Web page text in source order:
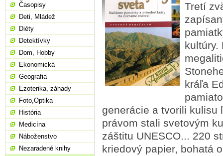
Tretí
kultúry.
kráľa
generácie a tvorili kulisu
právom stali svetovým
záštitu UNESCO... 220
kriedový papier, bohatá
Časopisy
Deti, Mládež
Diéty
Detektívky
Dom, Hobby
Ekonomická
Geografia
Ezoterika, záhady
Foto,Optika
História
Medicína
Náboženstvo
Nezaradené knihy